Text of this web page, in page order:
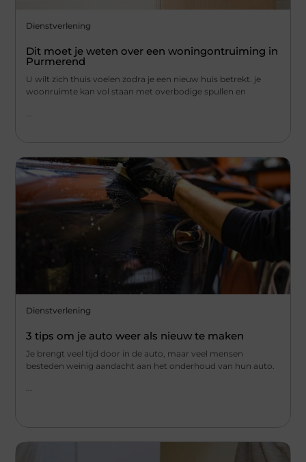
Dienstverlening
Dit moet je weten over een woningontruiming in
Purmerend
U wilt zich thuis voelen zodra je een nieuw huis betrekt. je
woonruimte kan vol staan met overbodige spullen en
Dienstverlening
3 tips om je auto weer als nieuw te maken
Je brengt veel tijd door in de auto, maar veel mensen
besteden weinig aandacht aan het onderhoud van hun auto.
...